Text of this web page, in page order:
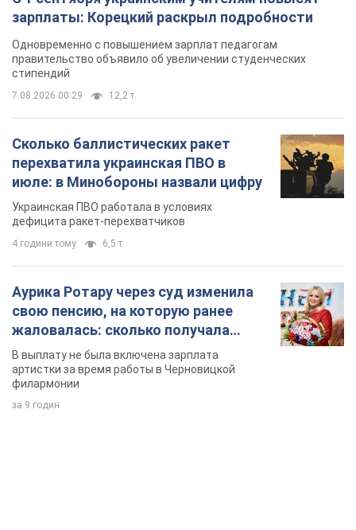
зарплаты: Корецкий раскрыл подробности
Одновременно с повышением зарплат педагогам
правительство объявило об увеличении студенческих
стипендий
7.08.2026 00:29 12,2 т.
Сколько баллистических ракет
перехватила украинская ПВО в
июле: в Минобороны назвали цифру
Украинская ПВО работала в условиях
дефицита ракет-перехватчиков
4 години тому 6,5 т.
Аурика Ротару через суд изменила
свою пенсию, на которую ранее
жаловалась: сколько получала
певица
В выплату не была включена зарплата
артистки за время работы в Черновицкой
филармонии
за 9 годин